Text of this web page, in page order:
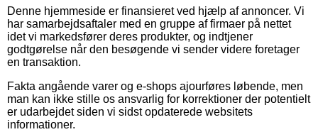
Denne hjemmeside er finansieret ved hjælp af annoncer. Vi
har samarbejdsaftaler med en gruppe af firmaer på nettet
idet vi markedsfører deres produkter, og indtjener
godtgørelse når den besøgende vi sender videre foretager
en transaktion.
Fakta angående varer og e-shops ajourføres løbende, men
man kan ikke stille os ansvarlig for korrektioner der potentielt
er udarbejdet siden vi sidst opdaterede websitets
informationer.